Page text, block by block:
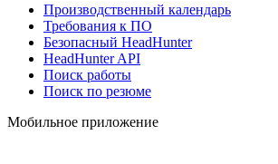
Производственный календарь
Требования к ПО
Безопасный HeadHunter
HeadHunter API
Поиск работы
Поиск по резюме
Мобильное приложение